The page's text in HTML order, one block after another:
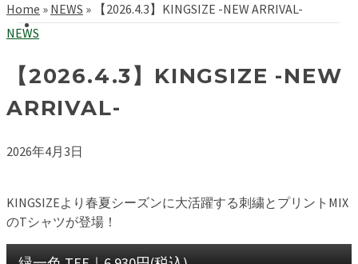
Home » NEWS »
【2026.4.3】KINGSIZE -NEW ARRIVAL-
NEWS
【2026.4.3】KINGSIZE -NEW
ARRIVAL-
2026年4月3日
KINGSIZEより春夏シーズンに大活躍する刺繍とプリントMIX
のTシャツが登場！